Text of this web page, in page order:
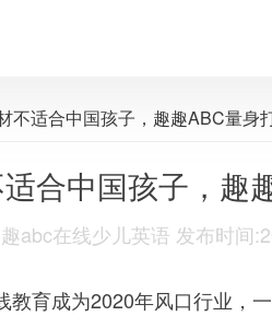
不适合中国孩子，趣趣ABC量身
合中国孩子，趣
abc在线少儿英语 发布时间
育成为2020年风口行业，